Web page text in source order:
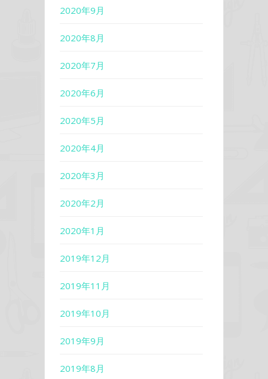
2020年9月
2020年8月
2020年7月
2020年6月
2020年5月
2020年4月
2020年3月
2020年2月
2020年1月
2019年12月
2019年11月
2019年10月
2019年9月
2019年8月